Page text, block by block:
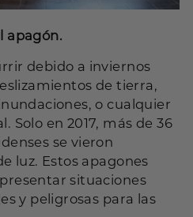
apagón.
debido a inviernos
de tierra,
o cualquier
Solo en 2017, más de 36
se vieron
luz. Estos apagones
situaciones
y peligrosas para las